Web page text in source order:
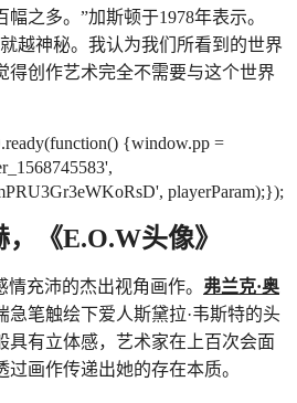
之多。”加斯顿于1978年表示。
越神秘。我认为我们所看到的世界
得创作艺术完全不需要与这个世界
{window.pp =
playerParam);});
《E.O.W头像》
情充沛的杰出视角画作。 弗兰克·奥
急笔触绘下爱人斯黛拉·韦斯特的头
具有立体感，艺术家在上百次会面
画作传递出她的存在本质。